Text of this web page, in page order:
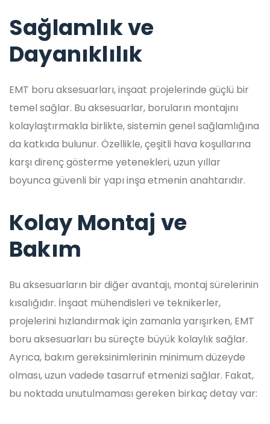
Sağlamlık ve
Dayanıklılık
EMT boru aksesuarları, inşaat projelerinde güçlü bir
temel sağlar. Bu aksesuarlar, boruların montajını
kolaylaştırmakla birlikte, sistemin genel sağlamlığına
da katkıda bulunur. Özellikle, çeşitli hava koşullarına
karşı direnç gösterme yetenekleri, uzun yıllar
boyunca güvenli bir yapı inşa etmenin anahtarıdır.
Kolay Montaj ve
Bakım
Bu aksesuarların bir diğer avantajı, montaj sürelerinin
kısalığıdır. İnşaat mühendisleri ve teknikerler,
projelerini hızlandırmak için zamanla yarışırken, EMT
boru aksesuarları bu süreçte büyük kolaylık sağlar.
Ayrıca, bakım gereksinimlerinin minimum düzeyde
olması, uzun vadede tasarruf etmenizi sağlar. Fakat,
bu noktada unutulmaması gereken birkaç detay var: